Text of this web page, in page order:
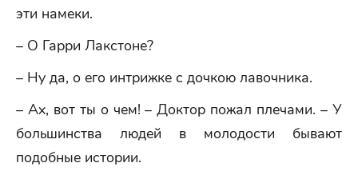
эти намеки.
– О Гарри Лакстоне?
– Ну да, о его интрижке с дочкою лавочника.
– Ах, вот ты о чем! – Доктор пожал плечами. – У
большинства людей в молодости бывают
подобные истории.